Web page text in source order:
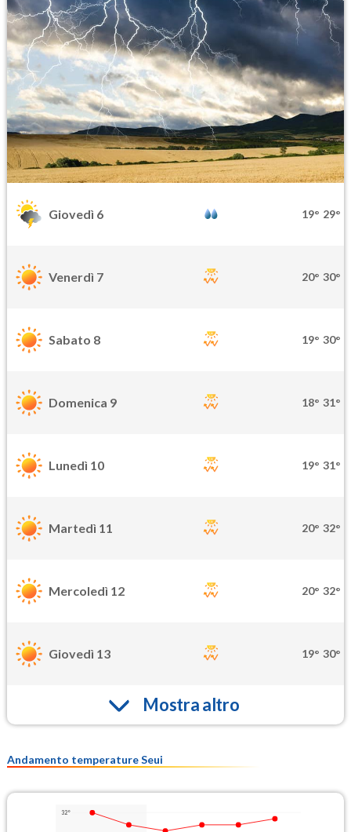
Giovedì 6 19° 29°
Venerdì 7 20° 30°
Sabato 8 19° 30°
Domenica 9 18° 31°
Lunedì 10 19° 31°
Martedì 11 20° 32°
Mercoledì 12 20° 32°
Giovedì 13 19° 30°
Mostra altro
Andamento temperature Seui
32°